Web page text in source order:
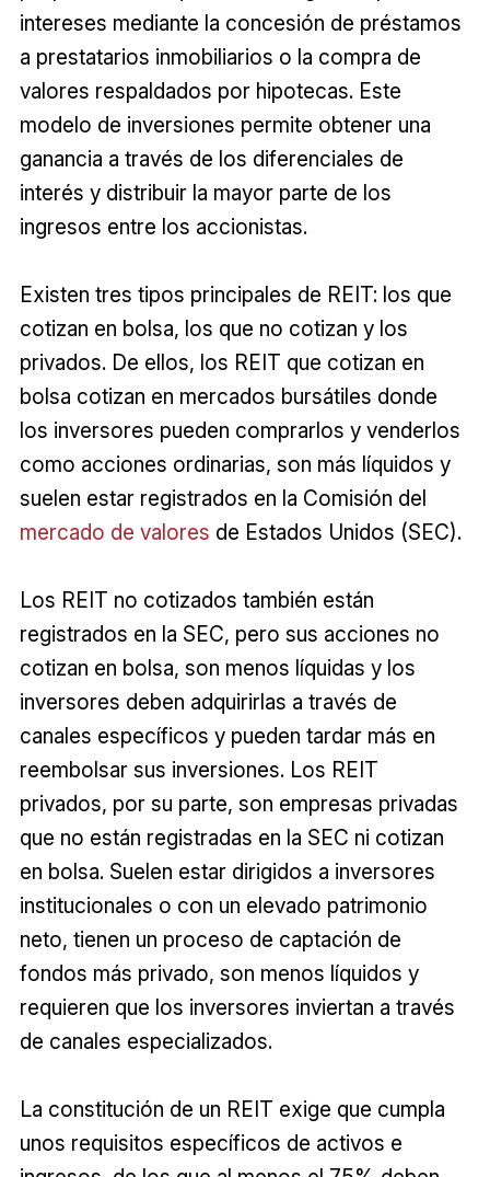
intereses mediante la concesión de préstamos
a prestatarios inmobiliarios o la compra de
valores respaldados por hipotecas. Este
modelo de inversiones permite obtener una
ganancia a través de los diferenciales de
interés y distribuir la mayor parte de los
ingresos entre los accionistas.
Existen tres tipos principales de REIT: los que
cotizan en bolsa, los que no cotizan y los
privados. De ellos, los REIT que cotizan en
bolsa cotizan en mercados bursátiles donde
los inversores pueden comprarlos y venderlos
como acciones ordinarias, son más líquidos y
suelen estar registrados en la Comisión del
mercado de valores de Estados Unidos (SEC).
Los REIT no cotizados también están
registrados en la SEC, pero sus acciones no
cotizan en bolsa, son menos líquidas y los
inversores deben adquirirlas a través de
canales específicos y pueden tardar más en
reembolsar sus inversiones. Los REIT
privados, por su parte, son empresas privadas
que no están registradas en la SEC ni cotizan
en bolsa. Suelen estar dirigidos a inversores
institucionales o con un elevado patrimonio
neto, tienen un proceso de captación de
fondos más privado, son menos líquidos y
requieren que los inversores inviertan a través
de canales especializados.
La constitución de un REIT exige que cumpla
unos requisitos específicos de activos e